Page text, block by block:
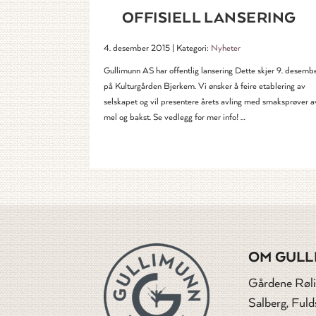
OFFISIELL LANSERING
4. desember 2015 | Kategori: Nyheter
Gullimunn AS har offentlig lansering Dette skjer 9.
på Kulturgården Bjerkem. Vi ønsker å feire etablering av
selskapet og vil presentere årets avling med smaksprøver
mel og bakst. Se vedlegg for mer info! …
OM
Gårdene
Salberg,